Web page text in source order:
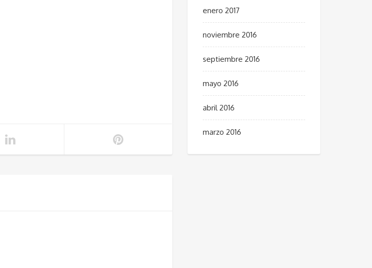
enero 2017
noviembre 2016
septiembre 2016
mayo 2016
abril 2016
marzo 2016